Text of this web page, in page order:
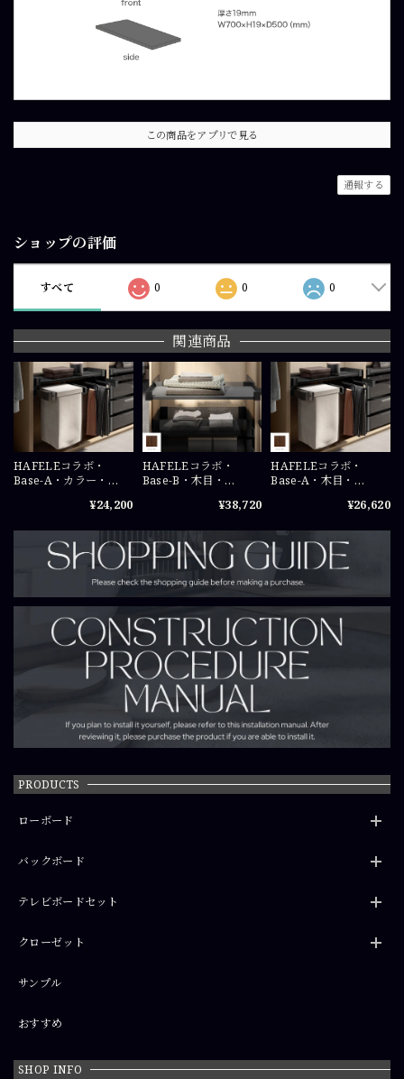
PRODUCTS
ローボード
バックボード
テレビボードセット
クローゼット
サンプル
おすすめ
SHOP INFO
この商品をアプリで見る
通報する
ショップの評価
すべて 0 0 0
関連商品
HAFELEコラボ・
Base-A・カラー・
¥24,200
HAFELEコラボ・
Base-B・木目・
¥38,720
HAFELEコラボ・
Base-A・木目・
¥26,620